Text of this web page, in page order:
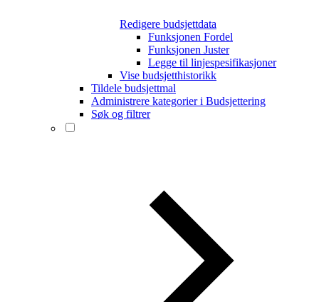
Redigere budsjettdata
Funksjonen Fordel
Funksjonen Juster
Legge til linjespesifikasjoner
Vise budsjetthistorikk
Tildele budsjettmal
Administrere kategorier i Budsjettering
Søk og filtrer